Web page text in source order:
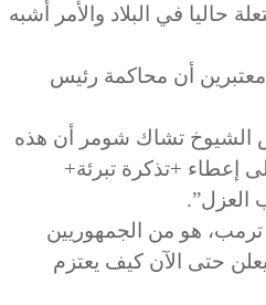
حاليا في البلاد والأمر أشبه
أن محاكمة رئيس
الشيوخ تشاك شومر أن هذه
إعطاء +تذكرة تبرئة+
العزل”.
هو من الجمهوريين
يعلن حتى الآن كيف يعتزم